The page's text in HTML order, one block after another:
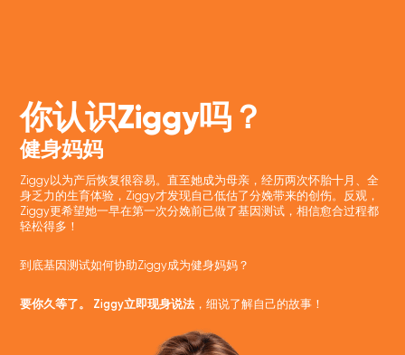
你认识Ziggy吗？
健身妈妈
Ziggy以为产后恢复很容易。直至她成为母亲，经历两次怀胎十月、全
身乏力的生育体验，Ziggy才发现自己低估了分娩带来的创伤。反观，
Ziggy更希望她一早在第一次分娩前已做了基因测试，相信愈合过程都
轻松得多！
到底基因测试如何协助Ziggy成为健身妈妈？
要你久等了。 Ziggy立即现身说法 ，细说了解自己的故事！